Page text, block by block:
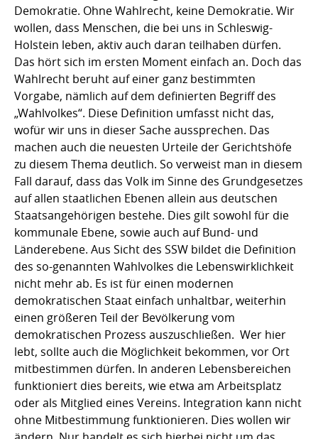
Demokratie. Ohne Wahlrecht, keine Demokratie. Wir
wollen, dass Menschen, die bei uns in Schleswig-
Holstein leben, aktiv auch daran teilhaben dürfen.
Das hört sich im ersten Moment einfach an. Doch das
Wahlrecht beruht auf einer ganz bestimmten
Vorgabe, nämlich auf dem definierten Begriff des
„Wahlvolkes“. Diese Definition umfasst nicht das,
wofür wir uns in dieser Sache aussprechen. Das
machen auch die neuesten Urteile der Gerichtshöfe
zu diesem Thema deutlich. So verweist man in diesem
Fall darauf, dass das Volk im Sinne des Grundgesetzes
auf allen staatlichen Ebenen allein aus deutschen
Staatsangehörigen bestehe. Dies gilt sowohl für die
kommunale Ebene, sowie auch auf Bund- und
Länderebene. Aus Sicht des SSW bildet die Definition
des so-genannten Wahlvolkes die Lebenswirklichkeit
nicht mehr ab. Es ist für einen modernen
demokratischen Staat einfach unhaltbar, weiterhin
einen größeren Teil der Bevölkerung vom
demokratischen Prozess auszuschließen. Wer hier
lebt, sollte auch die Möglichkeit bekommen, vor Ort
mitbestimmen dürfen. In anderen Lebensbereichen
funktioniert dies bereits, wie etwa am Arbeitsplatz
oder als Mitglied eines Vereins. Integration kann nicht
ohne Mitbestimmung funktionieren. Dies wollen wir